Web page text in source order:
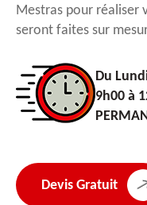
Mestras pour réaliser
seront faites sur
Du
9h00 à
Devis Gratuit